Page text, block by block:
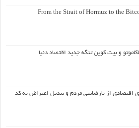
From the Strait of Hormuz to the
و بیت کوین تنگه جدید اقتصاد دنیا
اقتصادی از نارضایتی مردم و تبدیل اعتراض به کد